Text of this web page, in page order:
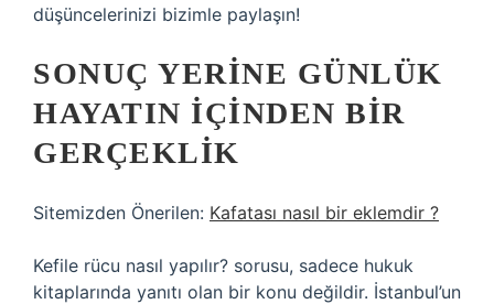
düşüncelerinizi bizimle paylaşın!
SONUÇ YERINE GÜNLÜK
HAYATIN İÇINDEN BIR
GERÇEKLIK
Sitemizden Önerilen: Kafatası nasıl bir eklemdir ?
Kefile rücu nasıl yapılır? sorusu, sadece hukuk
kitaplarında yanıtı olan bir konu değildir. İstanbul’un